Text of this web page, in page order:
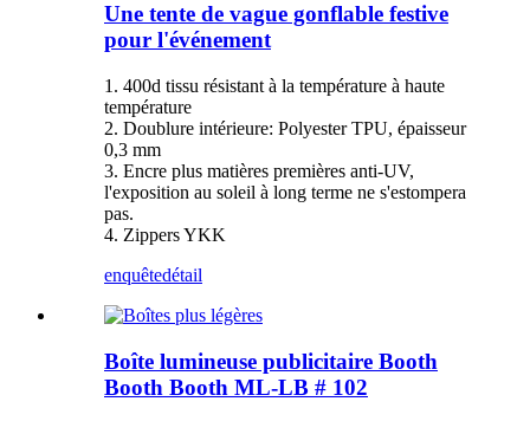
Une tente de vague gonflable festive
pour l'événement
1. 400d tissu résistant à la température à haute
température
2. Doublure intérieure: Polyester TPU, épaisseur
0,3 mm
3. Encre plus matières premières anti-UV,
l'exposition au soleil à long terme ne s'estompera
pas.
4. Zippers YKK
enquêtedétail
Boîte lumineuse publicitaire Booth
Booth Booth ML-LB # 102